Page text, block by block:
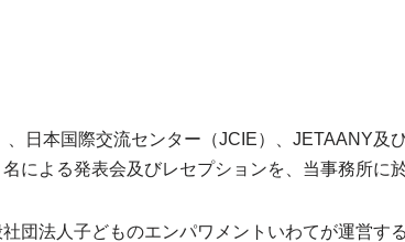
、日本国際交流センター（JCIE）、JETAANY及
による発表会及びレセプションを、当事務所に
団法人子どものエンパワメントいわてが運営す